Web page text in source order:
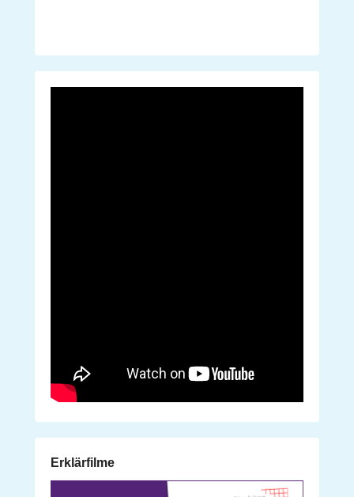
Erklärfilme